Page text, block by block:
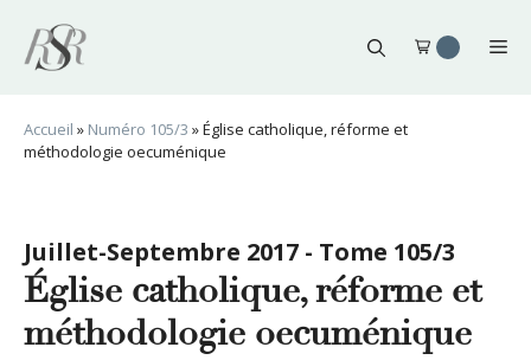
contenu
Accueil » Numéro 105/3 »Église catholique, réforme et
méthodologie oecuménique
Juillet-Septembre 2017 - Tome 105/3
Église catholique, réforme et
méthodologie oecuménique